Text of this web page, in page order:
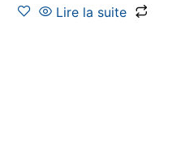
Lire la suite